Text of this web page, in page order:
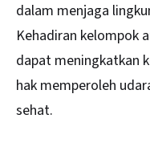
dalam menjaga
Kehadiran kelompok
dapat meningkatkan
hak memperoleh
sehat.